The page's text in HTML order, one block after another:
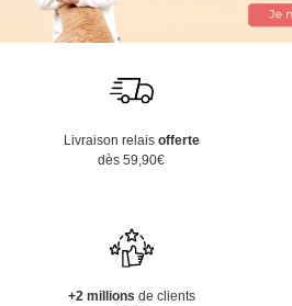
Livraison relais offerte
dès 59,90€
+2 millions de clients